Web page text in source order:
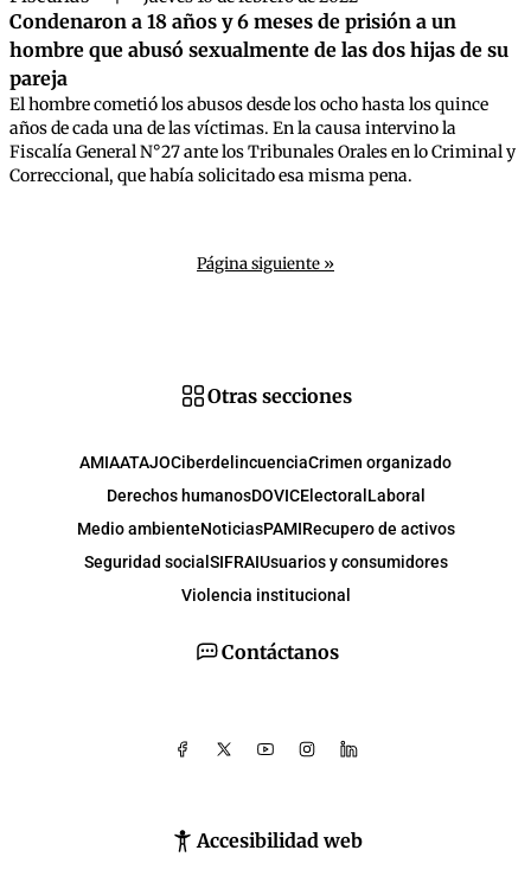
Condenaron a 18 años y 6 meses de prisión a un
hombre que abusó sexualmente de las dos hijas de su
pareja
El hombre cometió los abusos desde los ocho hasta los quince
años de cada una de las víctimas. En la causa intervino la
Fiscalía General N°27 ante los Tribunales Orales en lo Criminal y
Correccional, que había solicitado esa misma pena.
Página siguiente »
Contáctanos
Accesibilidad web
Otras secciones
AMIAATAJOCiberdelincuenciaCrimen organizado
Derechos humanosDOVICElectoral Laboral
Medio ambienteNoticiasPAMIRecupero de activos
Seguridad social SIFRAIUsuarios y consumidores
Violencia institucional